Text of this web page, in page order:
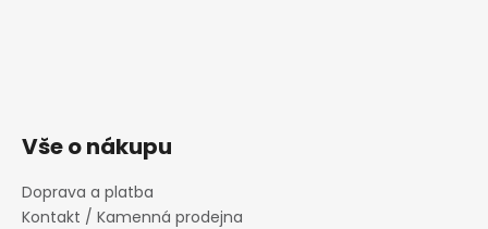
Vše o nákupu
Doprava a platba
Kontakt / Kamenná prodejna